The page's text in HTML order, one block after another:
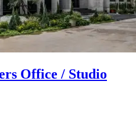
Office / Studio